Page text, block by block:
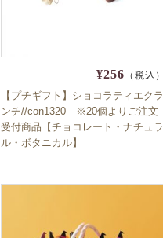
¥256 （税込）
【プチギフト】ショコラティエクラ
ンチ//con1320 ※20個よりご注文
受付商品【チョコレート・ナチュラ
ル・ボタニカル】